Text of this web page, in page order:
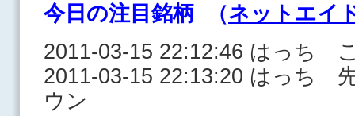
今日の注目銘柄 （ネットエイ
2011-03-15 22:12:46 はっち
2011-03-15 22:13:20 はっち
ウン